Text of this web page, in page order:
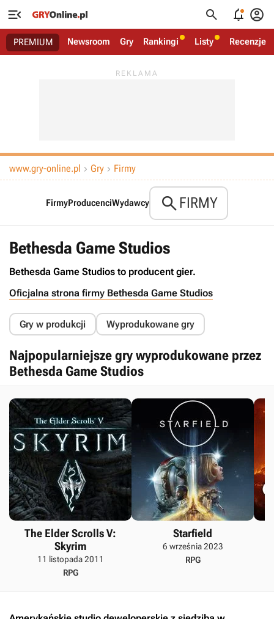
   
PREMIUM Newsroom Gry Rankingi Listy Recenzje
www.gry-online.pl  Gry  Firmy
FirmyProducenciWydawcy FIRMY
Bethesda Game Studios
Bethesda Game Studios to producent gier.
Oficjalna strona firmy Bethesda Game Studios
Gry w produkcji Wyprodukowane gry
Najpopularniejsze gry wyprodukowane przez
Bethesda Game Studios
The Elder Scrolls V:
Skyrim
11 listopada 2011
RPG
Starfield
6 września 2023
RPG